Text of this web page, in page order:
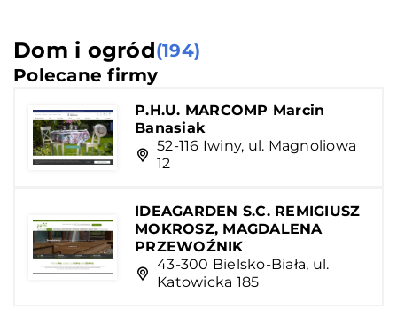
Dom i ogród(194)
Polecane firmy
P.H.U. MARCOMP Marcin
Banasiak
52-116 Iwiny, ul. Magnoliowa
12
IDEAGARDEN S.C. REMIGIUSZ
MOKROSZ, MAGDALENA
PRZEWOŹNIK
43-300 Bielsko-Biała, ul.
Katowicka 185